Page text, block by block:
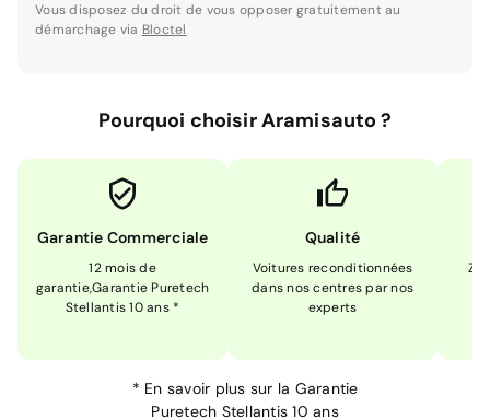
Vous disposez du droit de vous opposer gratuitement au
démarchage via Bloctel
Pourquoi choisir Aramisauto ?
Garantie Commerciale
12 mois de
garantie,Garantie Puretech
Stellantis 10 ans *
Qualité
Voitures reconditionnées
dans nos centres par nos
experts
* En savoir plus sur la Garantie
Puretech Stellantis 10 ans